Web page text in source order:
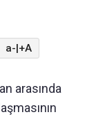
a-|+A
arasında